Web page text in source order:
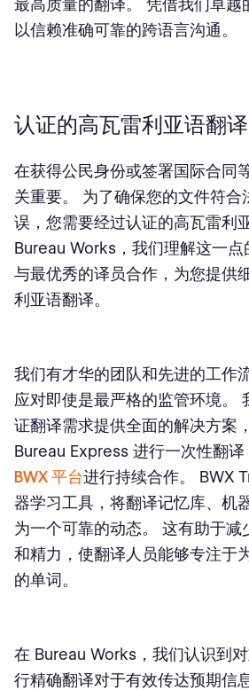
最高质量的翻译。 凭借我们卓越
以信赖准确可靠的跨语言沟通。
认证的高瓦雷利亚语翻译
在获得公民身份或签署国际合同
关重要。 为了确保您的文件符合
误，您需要经过认证的高瓦雷利
Bureau Works，我们理解这一点
与最优秀的译员合作，为您提供
利亚语翻译。
我们有才华的团队和先进的工作
应对即使是最严格的监管环境。
证翻译需求提供全面的解决方案
Bureau Express 进行一次性翻
BWX 平台进行持续合作。 BWX
器学习工具，将翻译记忆库、机
为一个可靠的动态。 这有助于减
和精力，使翻译人员能够专注于
的单词。
在 Bureau Works，我们认识到
行精确翻译对于有效传达预期信